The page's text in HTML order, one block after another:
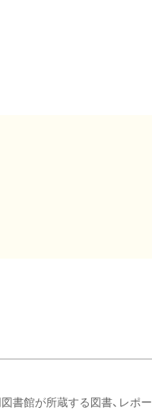
書館が所蔵する図書、レポー